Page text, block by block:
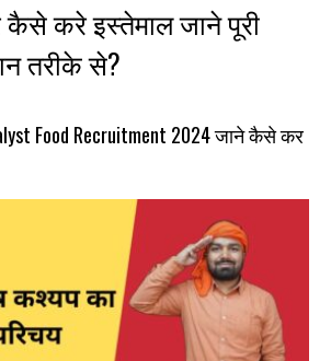
कैसे करे इस्तेमाल जाने पूरी
तरीके से?
Food Recruitment 2024 जाने कैसे कर